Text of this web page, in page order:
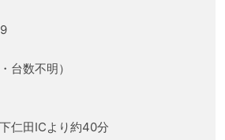
台数不明）
仁田ICより約40分